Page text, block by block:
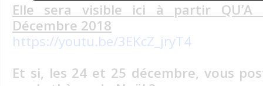
Elle sera visible ici à partir QU’A
Décembre 2018
https://youtu.be/3EKcZ_jryT4
Et si, les 24 et 25 décembre, vous